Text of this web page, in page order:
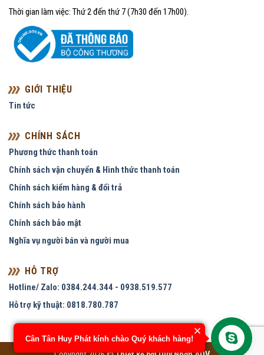
Cân Tân Huy Phát kính chào Quý khách hàng!
Thời gian làm việc: Thứ 2 đến thứ 7 (7h30 đến 17h00).
GIỚI THIỆU
Tin tức
CHÍNH SÁCH
Phương thức thanh toán
Chính sách vận chuyển & Hình thức thanh toán
Chính sách kiểm hàng & đổi trả
Chính sách bảo hành
Chính sách bảo mật
Nghĩa vụ người bán và người mua
HỖ TRỢ
Hotline/ Zalo: 0384.244.344 - 0938.519.577
Hỗ trợ kỹ thuật: 0818.780.787